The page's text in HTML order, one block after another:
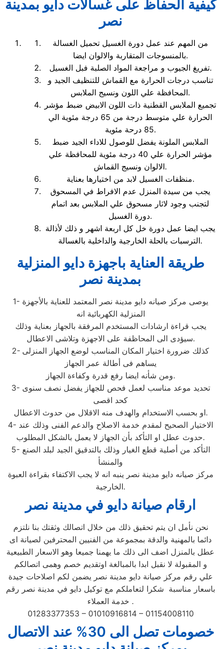
كيفية الحفاظ على غسالات دايو بمدينة
نصر
من المهم عند عمل دورة الغسيل تحميل الغسالة
بالمنسوجات المتقاربة والالوان ايضا.
تفريغ الجيوب و مراجعة المواد الصلبة فبل الغسيل.
تناسب درجات الحرارة مع القماش للتنظيف الجيد و
المحافظة علي اللون ونسيج الملابس.
تجميع الملابس القطنية ذات اللون الابيض ضبط مؤشر
الحرارة علي متوسط درجة من 65 درجة مئوية الي
85 درحة مئوية.
الملابس الملونة يفضل للوصول للاداء الجيد ضبط
مؤشر الحرارة علي 40 درجة مئوية للمحافظة علي
الالوان ونسيج القماش.
منظفات الغسيل لابد من اختيارها بعناية.
يجب من سيدة المنزل عدم الافراط في المسحوق
لتجنب وجود لاثار مسحوق علي الملابس بعد اتمام
دورة الغسيل.
يجب ايضا عمل دورة خل كل اربعة اشهر و ذلك لأذالة
الترسبات بالحلة الخارجية والداخلية بالغسالة.
طريقة العناية باجهزة دايو المنزلية
بمدينة نصر
1- يوصى مركز صيانه دايو مدينة نصر المعتمد للعناية بالأجهزة
المنزلية الكهربائية انه
يجب قراءة ارشادات المستخدم المرفقة بالجهاز بعناية وذلك
سيؤدى الى المحاظفة على الاجهزة وتلاشى الاعطال.
2- كذلك ضرورة اختيار المكان المناسب لوضع الجهاز المنزلى
يساهم فى أطالة عمر الجهاز
ومن شأنه ايضا رفع قدرة وكفاءة الجهاز.
3- تحديد موعد مناسب لعمل فحص للجهاز يفضل نصف سنوى
كحد اقصى
او بحسب الاستخدام والهدف منه الاقلال من حدوث الاعطال.
4- الاختيار الصحيح لمقدم خدمة الاصلاح والدعم الفنى وذلك عند
حدوث عطل او التأكد بأن الجهاز لا يعمل بالشكل المطلوب.
5- التأكد من أصلية قطع الغيار وذلك بالتدقيق الجيد لبلد الصنع
والمنشأ
مركز صيانه دايو مدينة نصر ينبه انه لا يجب الاكتفاء بقراءة العبوة
الخارجية.
ارقام صيانة دايو في مدينة نصر
نحن نأمل ان يتم تحقيق ذلك من خلال اتصالك وثقتك بنا نلتزم
دائما بالمهنية والدقة بمجموعة من الفنيين المحترفين لصيانة اى
عطل بالمنزل اضف الى ذلك ما يهمنا جميعا وهو الاسعار الطبيعية
و المقبولة لا نقبل ابدا بالمبالغة اوتقديم خصم وهمى اتصالكم
علي رقم مركز صيانة دايو مدينة نصر يضمن لكم اصلاحات جيدة
باسعار مناسبة شكرا لتعاملكم مع توكيل دايو في مدينة نصر رقم
خدمة العملاء .
01283377353 – 01010916814 – 01154008110
خصومات تصل الى 30% عند الاتصال